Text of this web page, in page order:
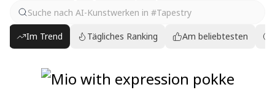
Im Trend Tägliches Ranking Am beliebtesten